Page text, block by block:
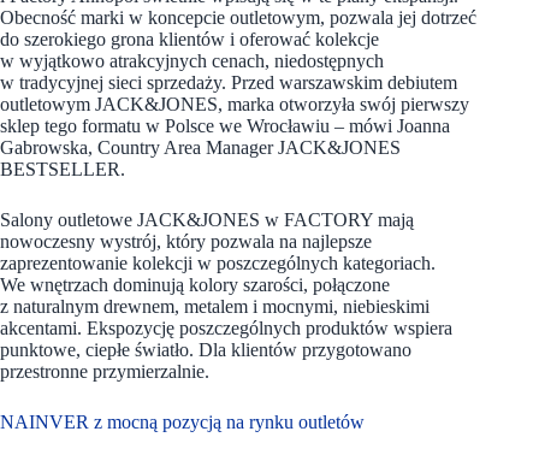
Obecność marki w koncepcie outletowym, pozwala jej dotrzeć
do szerokiego grona klientów i oferować kolekcje
w wyjątkowo atrakcyjnych cenach, niedostępnych
w tradycyjnej sieci sprzedaży. Przed warszawskim debiutem
outletowym JACK&JONES, marka otworzyła swój pierwszy
sklep tego formatu w Polsce we Wrocławiu – mówi Joanna
Gabrowska, Country Area Manager JACK&JONES
BESTSELLER.
Salony outletowe JACK&JONES w FACTORY mają
nowoczesny wystrój, który pozwala na najlepsze
zaprezentowanie kolekcji w poszczególnych kategoriach.
We wnętrzach dominują kolory szarości, połączone
z naturalnym drewnem, metalem i mocnymi, niebieskimi
akcentami. Ekspozycję poszczególnych produktów wspiera
punktowe, ciepłe światło. Dla klientów przygotowano
przestronne przymierzalnie.
NAINVER z mocną pozycją na rynku outletów